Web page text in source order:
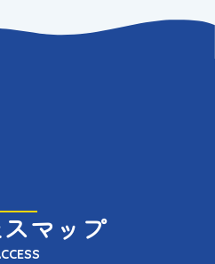
マップ